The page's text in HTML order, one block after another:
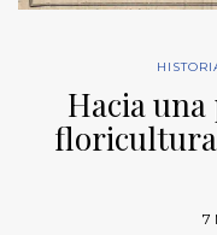
Hacia
floricultura
7